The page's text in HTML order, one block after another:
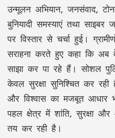
उन्मूलन अभियान, जनसंवाद,
बुनियादी समस्याएं तथा साइबर
पर विस्तार से चर्चा हुई।
सराहना करते हुए कहा कि
साझा कर पा रहे हैं। सोशल
केवल सुरक्षा सुनिश्चित कर
और विश्वास का मजबूत आधार
पहल क्षेत्र में शांति, सुरक्षा
तय कर रही है।